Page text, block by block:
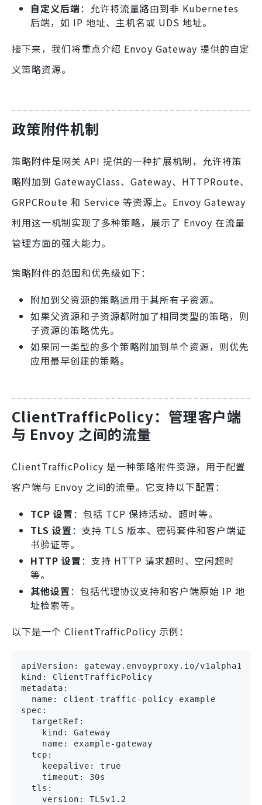
自定义后端：允许将流量路由到非 Kubernetes
后端，如 IP 地址、主机名或 UDS 地址。
接下来，我们将重点介绍 Envoy Gateway 提供的自定
义策略资源。
政策附件机制
策略附件是网关 API 提供的一种扩展机制，允许将策
略附加到 GatewayClass、Gateway、HTTPRoute、
GRPCRoute 和 Service 等资源上。Envoy Gateway
利用这一机制实现了多种策略，展示了 Envoy 在流量
管理方面的强大能力。
策略附件的范围和优先级如下：
附加到父资源的策略适用于其所有子资源。
如果父资源和子资源都附加了相同类型的策略，则
子资源的策略优先。
如果同一类型的多个策略附加到单个资源，则优先
应用最早创建的策略。
ClientTrafficPolicy：管理客户端
与 Envoy 之间的流量
ClientTrafficPolicy 是一种策略附件资源，用于配置
客户端与 Envoy 之间的流量。它支持以下配置：
TCP 设置：包括 TCP 保持活动、超时等。
TLS 设置：支持 TLS 版本、密码套件和客户端证
书验证等。
HTTP 设置：支持 HTTP 请求超时、空闲超时
等。
其他设置：包括代理协议支持和客户端原始 IP 地
址检索等。
以下是一个 ClientTrafficPolicy 示例：
apiVersion: gateway.envoyproxy.io/v1alpha1
kind: ClientTrafficPolicy
metadata:
  name: client-traffic-policy-example
spec:
  targetRef:
    kind: Gateway
    name: example-gateway
  tcp:
    keepalive: true
    timeout: 30s
  tls:
    version: TLSv1.2